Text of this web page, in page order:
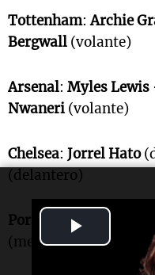
Video
Tottenham:Archie
Bergwall (volante)
Arsenal: Myles Lewis
Nwaneri (volante)
Chelsea: Jorrel Hato
(delantero)
Porto Victor Froholdt
(mediapunta)